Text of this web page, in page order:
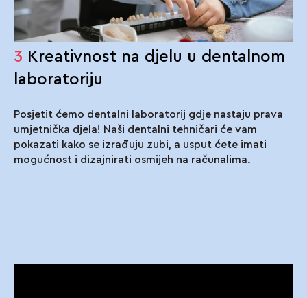
3 Kreativnost na djelu u dentalnom
laboratoriju
Posjetit ćemo dentalni laboratorij gdje nastaju prava
umjetnička djela! Naši dentalni tehničari će vam
pokazati kako se izrađuju zubi, a usput ćete imati
mogućnost i dizajnirati osmijeh na računalima.